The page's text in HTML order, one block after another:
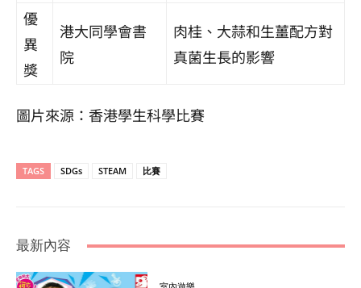
優
異
獎
港大同學會書
院
肉桂、大蒜和生薑配方對
真菌生長的影響
圖片來源：香港學生科學比賽
TAGS SDGs STEAM 比賽
最新內容